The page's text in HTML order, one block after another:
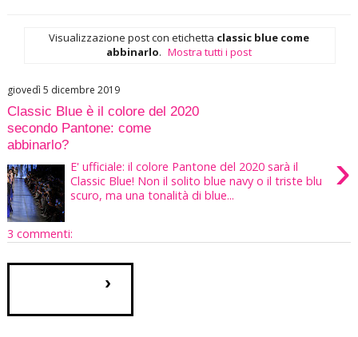
Visualizzazione post con etichetta classic blue come
abbinarlo. Mostra tutti i post
giovedì 5 dicembre 2019
Classic Blue è il colore del 2020
secondo Pantone: come
abbinarlo?
›
E' ufficiale: il colore Pantone del 2020 sarà il
Classic Blue! Non il solito blue navy o il triste blu
scuro, ma una tonalità di blue...
3 commenti:
›